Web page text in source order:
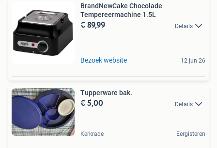
BrandNewCake Chocolade
Tempereermachine 1.5L
€ 89,99 Details
Bezoek website 12 jun 26
Tupperware bak.
€ 5,00 Details
Kerkrade Eergisteren